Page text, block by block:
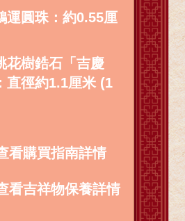
運圓珠：約0.55厘
花樹鋯石「吉慶
直徑約1.1厘米 (1
看購買指南詳情
看吉祥物保養詳情